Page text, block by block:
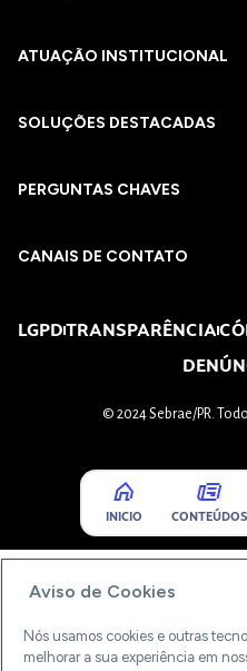
ATUAÇÃO INSTITUCIONAL
SOLUÇÕES DESTACADAS
PERGUNTAS CHAVES​
CANAIS DE CONTATO
LGPDTRANSPARÊNCIA
© 2024 Sebrae/PR.
INICIO CONTEÚDOS
Aviso de Cookies
Nós usamos cookies e outras
melhorar a sua experiência em